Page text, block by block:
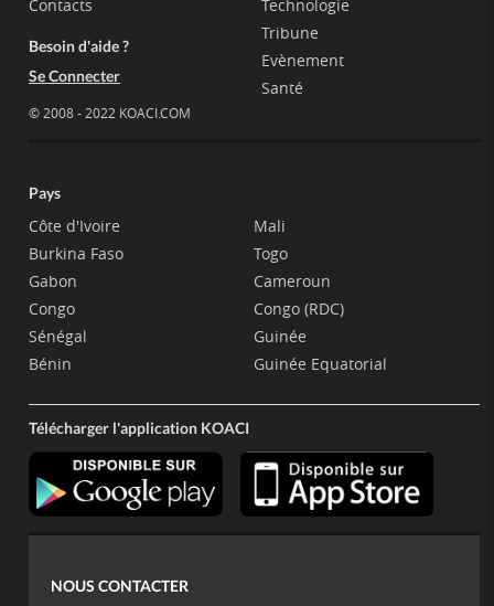
Contacts
Besoin d'aide ?
Se Connecter
© 2008 - 2022 KOACI.COM
Technologie
Tribune
Evènement
Santé
Pays
Côte d'Ivoire
Burkina Faso
Gabon
Congo
Sénégal
Bénin
Mali
Togo
Cameroun
Congo (RDC)
Guinée
Guinée Equatorial
Télécharger l'application KOACI
NOUS CONTACTER